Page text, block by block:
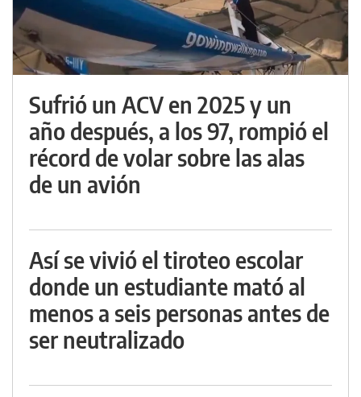
Sufrió un ACV en 2025 y un
año después, a los 97, rompió el
récord de volar sobre las alas
de un avión
Así se vivió el tiroteo escolar
donde un estudiante mató al
menos a seis personas antes de
ser neutralizado